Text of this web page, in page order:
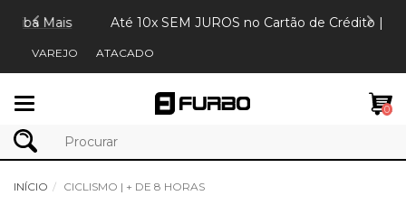
Mais Até 10x SEM JUROS no Cartão de Crédito |Saiba
VAREJO ATACADO
0
INÍCIO CICLISMO | + DE 8 HORAS